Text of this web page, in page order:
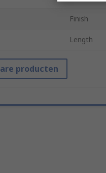
Finish
Length
producten